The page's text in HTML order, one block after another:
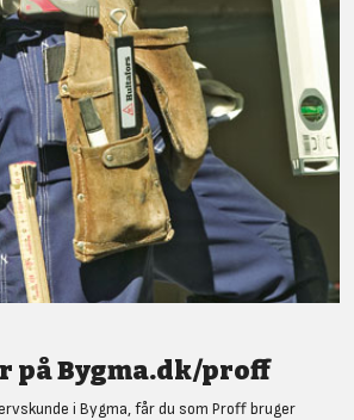
på Bygma.dk/proff
i Bygma, får du som Proff bruger